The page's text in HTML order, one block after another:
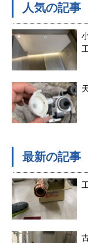
人気の記事
最新の記事